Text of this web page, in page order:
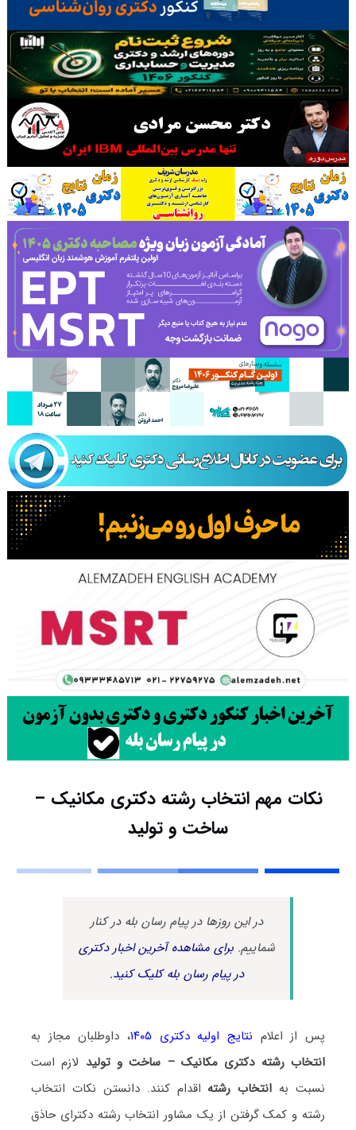
نکات مهم انتخاب رشته دکتری مکانیک –
ساخت و تولید
در این روزها در پیام رسان بله در کنار
شماییم.برای مشاهده آخرین اخبار دکتری
در پیام رسان بله کلیک کنید.
پس از اعلام نتایج اولیه دکتری ۱۴۰۵
، داوطلبان مجاز به
انتخاب رشته دکتری مکانیک – ساخت و تولید لازم است
نسبت به انتخاب رشته اقدام کنند. دانستن نکات انتخاب
رشته و کمک گرفتن از یک مشاور انتخاب رشته دکترای حاذق